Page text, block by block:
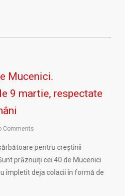
Mucenici.
9 martie, respectate
Comments
pentru creștinii
prăznuiți cei 40 de Mucenici
împletit deja colacii în formă de